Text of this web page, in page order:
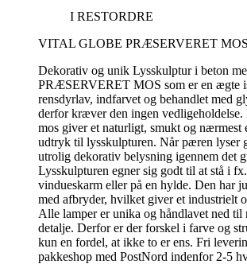
I RESTORDRE
VITAL GLOBE PRÆSERVERET
Dekorativ og unik Lysskulptur i beton
PRÆSERVERET MOS som er en ægte
rensdyrlav, indfarvet og behandlet med
derfor kræver den ingen vedligeholdelse.
mos giver et naturligt, smukt og nærmest
udtryk til lysskulpturen. Når pæren lyser
utrolig dekorativ belysning igennem det
Lysskulpturen egner sig godt til at stå i
vindueskarm eller på en hylde. Den har
med afbryder, hvilket giver et industrielt
Alle lamper er unika og håndlavet ned til
detalje. Derfor er der forskel i farve og
kun en fordel, at ikke to er ens. Fri
pakkeshop med PostNord indenfor 2-5